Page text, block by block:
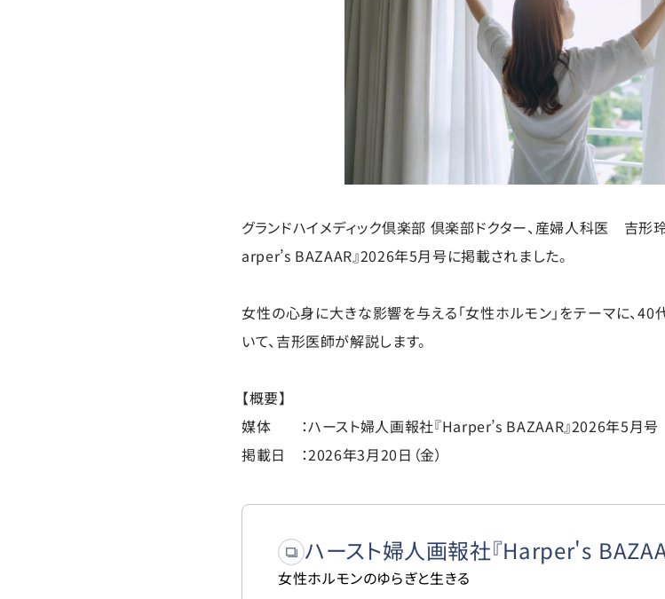
グランドハイメディック倶楽部 倶楽部ドクター、産婦人科医 吉形
arper’s BAZAAR』2026年5月号に掲載されました。
女性の心身に大きな影響を与える「女性ホルモン」をテーマに、
いて、吉形医師が解説します。
【概要】
媒体 ：ハースト婦人画報社『Harper’s BAZAAR』2026年5月号
掲載日 ：2026年3月20日（金）
ハースト婦人画報社『Harper's
女性ホルモンのゆらぎと生きる